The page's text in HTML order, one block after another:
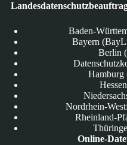
Baden-
Bayern
Berlin
Nordrhein-
Rheinland-
Online-